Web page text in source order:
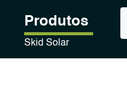
Produtos
Skid Solar